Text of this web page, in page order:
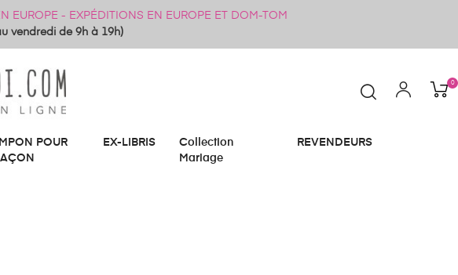
EUROPE - EXPÉDITIONS EN EUROPE ET DOM-TOM
vendredi de 9h à 19h)
0
POUR
EX-LIBRIS
Collection
Mariage
REVENDEURS